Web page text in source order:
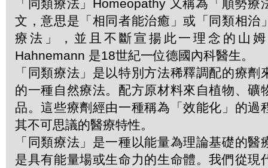
「同類療法」Homeopathy 又稱為「順勢療
文，意思是「相同者能治癒」或「同類相治
療法」，並且不斷宣揚此一理念的山
Hahnemann 是18世紀一位德國內科醫生。
「同類療法」是以特別方法稀釋調配的療劑
的一種自然療法。配方原材料來自植物、礦
品。這些療劑經由一種稱為「效能化」的過
其不可思議的醫療特性。
「同類療法」是一種以能量為理論基礎的醫
是具有能量場或生命力的生命體。我們從現